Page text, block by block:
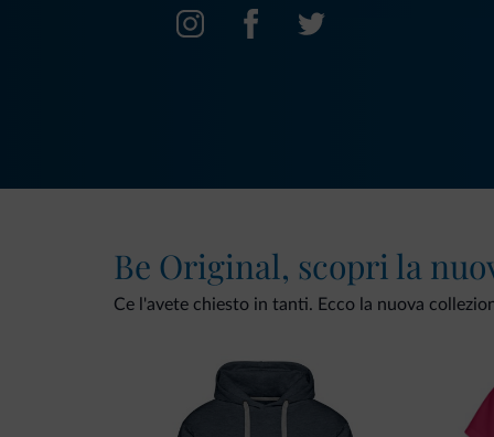
Be Original, scopri la
Ce l'avete chiesto in tanti. Ecco la nuova